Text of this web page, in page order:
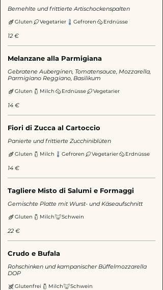
Bemehlte und frittierte Artischockenspalten
12 €
Gluten Vegetarier Gefroren Erdnüsse
Melanzane alla Parmigiana
Gebratene Auberginen, Tomatensauce, Mozzarella,
Parmigiano Reggiano, Basilikum
14 €
Gluten Milch Erdnüsse Vegetarier
Fiori di Zucca al Cartoccio
Panierte und frittierte Zucchiniblüten
14 €
Gluten Milch Gefroren Vegetarier Erdnüsse
Tagliere Misto di Salumi e Formaggi
Gemischte Platte mit Wurst- und Käseaufschnitt
22 €
Gluten Milch Schwein
Crudo e Bufala
Rohschinken und kampanischer Büffelmozzarella
DOP
Glutenfrei Milch Schwein